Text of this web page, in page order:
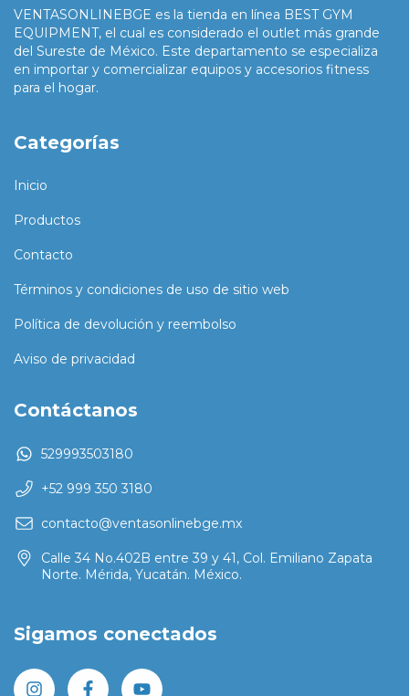
VENTASONLINEBGE es la tienda en línea BEST GYM
EQUIPMENT, el cual es considerado el outlet más grande
del Sureste de México. Este departamento se especializa
en importar y comercializar equipos y accesorios fitness
para el hogar.
Categorías
Inicio
Productos
Contacto
Términos y condiciones de uso de sitio web
Política de devolución y reembolso
Aviso de privacidad
Contáctanos
529993503180
+52 999 350 3180
contacto@ventasonlinebge.mx
Calle 34 No.402B entre 39 y 41, Col. Emiliano Zapata
Norte. Mérida, Yucatán. México.
Sigamos conectados